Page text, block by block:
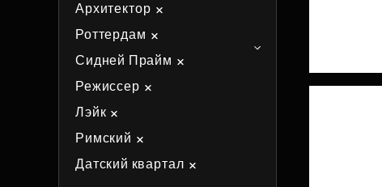
Архитектор
Роттердам
Сидней Прайм
Режиссер
Лэйк
Римский
Датский квартал